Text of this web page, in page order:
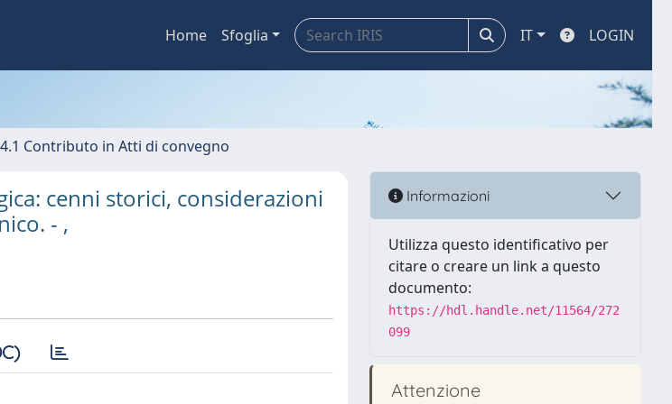
Home Sfoglia IT LOGIN
4.1 Contributo in Atti di convegno
cenni storici, considerazioni
- ,
Informazioni
Utilizza questo identificativo per
citare o creare un link a questo
documento:
https://hdl.handle.net/11564/272
099
Attenzione